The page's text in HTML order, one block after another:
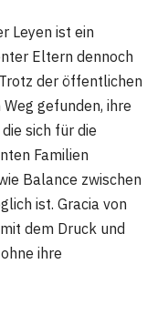
Leyen ist ein
Eltern dennoch
der öffentlichen
gefunden, ihre
sich für die
Familien
Balance zwischen
ist. Gracia von
dem Druck und
ihre